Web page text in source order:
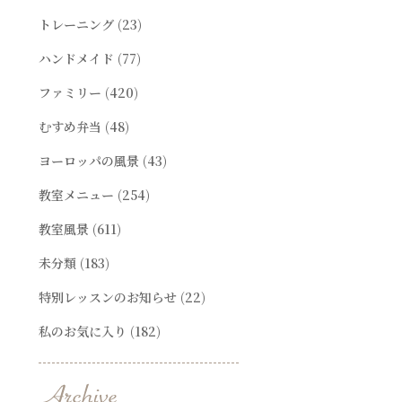
トレーニング(23)
ハンドメイド (77)
ファミリー (420)
むすめ弁当 (48)
ヨーロッパの風景 (43)
教室メニュー (254)
教室風景 (611)
未分類(183)
特別レッスンのお知らせ (22)
私のお気に入り (182)